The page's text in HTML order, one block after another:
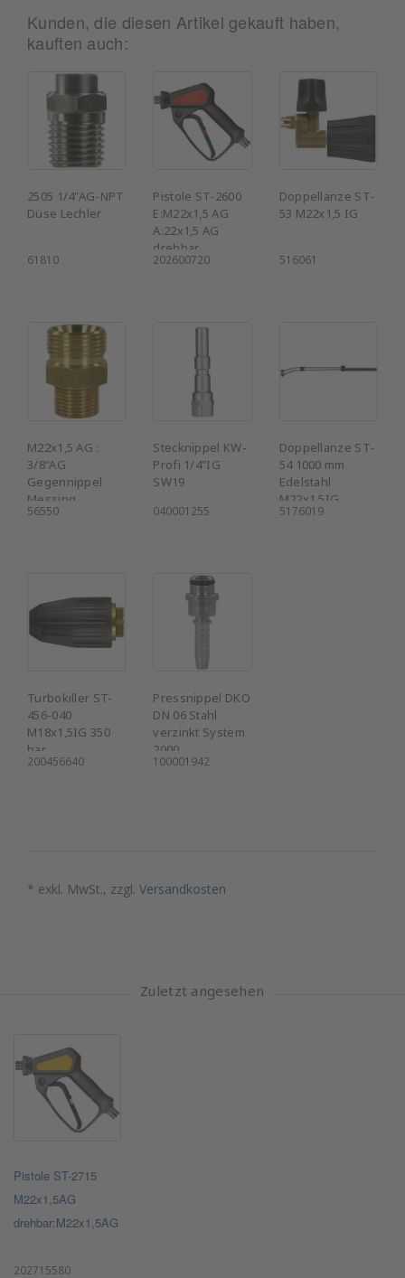
Kunden, die diesen Artikel gekauft haben,
kauften auch:
2505 1/4"AG-NPT
Düse Lechler
61810
Pistole ST-2600
E:M22x1,5 AG
A:22x1,5 AG
drehbar
202600720
Doppellanze ST-
53 M22x1,5 IG
516061
M22x1,5 AG :
3/8"AG
Gegennippel
Messing
56550
Stecknippel KW-
Profi 1/4"IG
SW19
040001255
Doppellanze ST-
54 1000 mm
Edelstahl
M22x1,5IG
5176019
Turbokiller ST-
456-040
M18x1,5IG 350
bar
200456640
Pressnippel DKO
DN 06 Stahl
verzinkt System
2000
100001942
* exkl. MwSt., zzgl. Versandkosten
Zuletzt angesehen
Pistole ST-2715
M22x1,5AG
drehbar:M22x1,5AG
202715580